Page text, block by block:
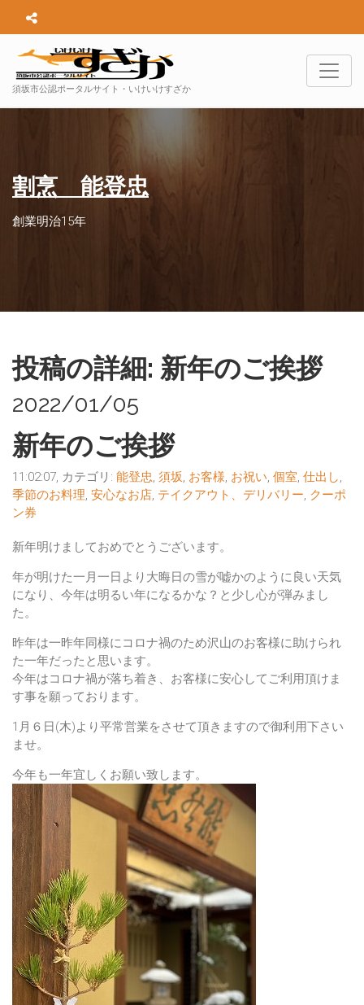
須坂市公認ポータルサイト・いけいけすざか
割烹 能登忠
創業明治15年
投稿の詳細: 新年のご挨拶
2022/01/05
新年のご挨拶
11:02:07, カテゴリ: 能登忠, 須坂, お客様, お祝い, 個室, 仕出し,
季節のお料理, 安心なお店, テイクアウト、デリバリー, クーポ
ン券
新年明けましておめでとうございます。
年が明けた一月一日より大晦日の雪が嘘かのように良い天気
になり、今年は明るい年になるかな？と少し心が弾みまし
た。
昨年は一昨年同様にコロナ禍のため沢山のお客様に助けられ
た一年だったと思います。
今年はコロナ禍が落ち着き、お客様に安心してご利用頂けま
す事を願っております。
1月６日(木)より平常営業をさせて頂きますので御利用下さい
ませ。
今年も一年宜しくお願い致します。